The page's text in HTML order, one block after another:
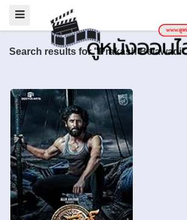
Search results for "Prakash Belawadi"